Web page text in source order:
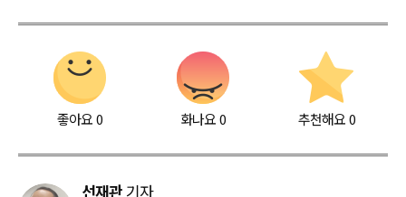
좋아요0 화나요0 추천해요 0
선재관 기자